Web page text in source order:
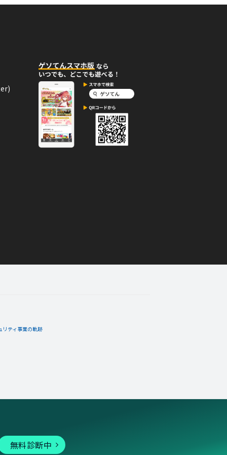
03月14日
！
バッジ。
回達成度１００％」バッ
リティ事業の軌跡
無料診断中